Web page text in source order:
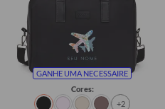
GANHE UMA NECESSAIRE
Cores:
+2